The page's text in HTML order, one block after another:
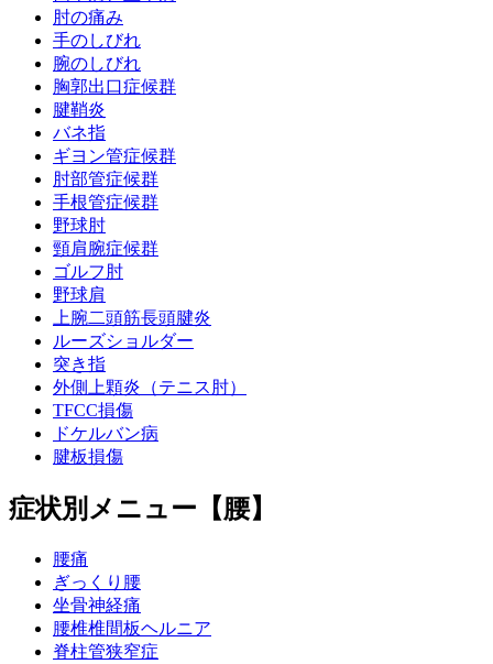
肘の痛み
手のしびれ
腕のしびれ
胸郭出口症候群
腱鞘炎
バネ指
ギヨン管症候群
肘部管症候群
手根管症候群
野球肘
頸肩腕症候群
ゴルフ肘
野球肩
上腕二頭筋長頭腱炎
ルーズショルダー
突き指
外側上顆炎（テニス肘）
TFCC損傷
ドケルバン病
腱板損傷
症状別メニュー【腰】
腰痛
ぎっくり腰
坐骨神経痛
腰椎椎間板ヘルニア
脊柱管狭窄症